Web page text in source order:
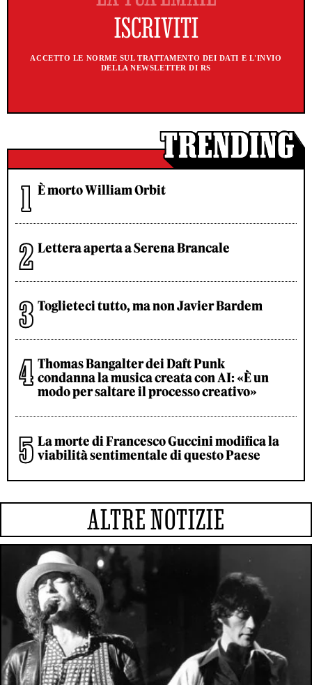
ACCETTO LE NORME SUL TRATTAMENTO DEI DATI E L'INVIO
DELLA NEWSLETTER DI RS
È morto William Orbit
Lettera aperta a Serena Brancale
Toglieteci tutto, ma non Javier Bardem
Thomas Bangalter dei Daft Punk
condanna la musica creata con AI: «È un
modo per saltare il processo creativo»
La morte di Francesco Guccini modifica la
viabilità sentimentale di questo Paese
ALTRE NOTIZIE